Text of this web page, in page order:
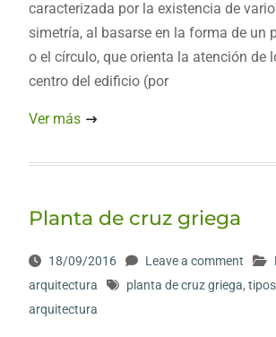
caracterizada por la existencia de
simetría, al basarse en la forma de un
o el círculo, que orienta la atención de
centro del edificio (por
Ver más
Planta de cruz griega
18/09/2016 Leave a comment
arquitectura
planta de cruz griega,
arquitectura